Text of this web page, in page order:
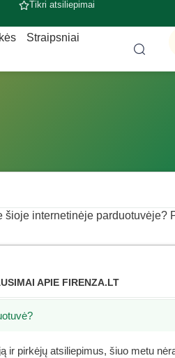
Tikri atsiliepimai
Straipsniai
šioje internetinėje parduotuvėje?
APIE FIRENZA.LT
ir pirkėjų atsiliepimus, šiuo metu